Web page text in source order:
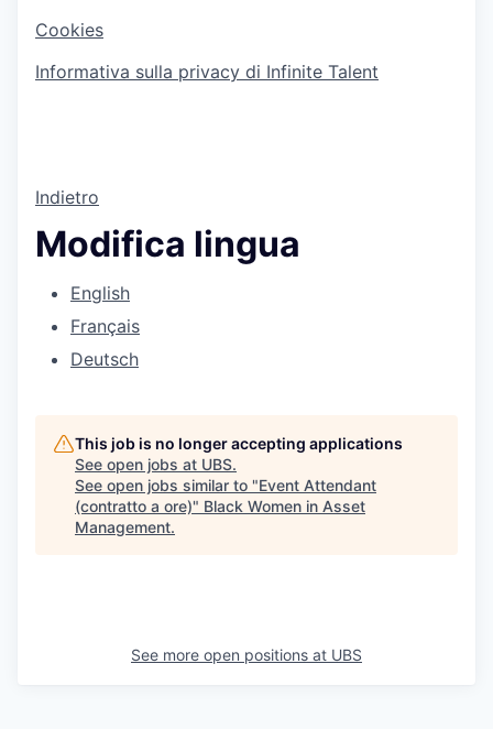
Cookies
Informativa sulla privacy di Infinite Talent
Indietro
Modifica lingua
English
Français
Deutsch
This job is no longer accepting applications
See open jobs at UBS.
See open jobs similar to "Event Attendant
(contratto a ore)" Black Women in Asset
Management.
See more open positions at UBS